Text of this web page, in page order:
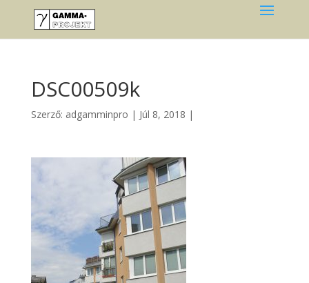
DSC00509k
Szerző: adgamminpro | Júl 8, 2018 |